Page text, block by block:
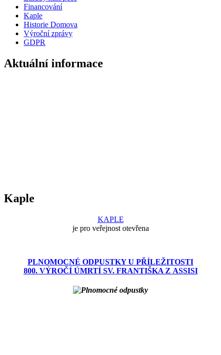
Financování
Kaple
Historie Domova
Výroční zprávy
GDPR
Aktuální informace
Kaple
KAPLE
je pro veřejnost otevřena
PLNOMOCNÉ ODPUSTKY U PŘÍLEŽITOSTI
800. VÝROČÍ ÚMRTÍ SV. FRANTIŠKA Z ASSISI